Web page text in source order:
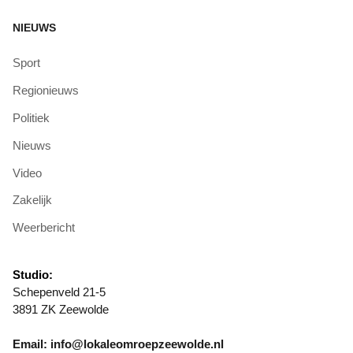
NIEUWS
Sport
Regionieuws
Politiek
Nieuws
Video
Zakelijk
Weerbericht
Studio:
Schepenveld 21-5
3891 ZK Zeewolde
Email: info@lokaleomroepzeewolde.nl